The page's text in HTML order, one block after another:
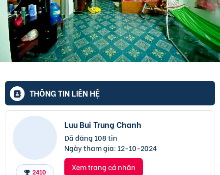
THÔNG TIN LIÊN HỆ
2410
Luu Bui Trung Chanh
Đã đăng 108 tin
Ngày tham gia: 12-10-2024
Xem trang cá nhân